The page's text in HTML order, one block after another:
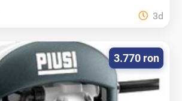
3d
3.770 ron